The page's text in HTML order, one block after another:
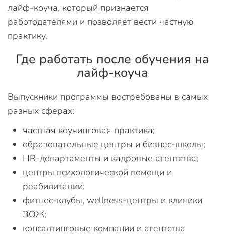
лайф-коуча, который признается
работодателями и позволяет вести частную
практику.
Где работать после обучения на
лайф-коуча
Выпускники программы востребованы в самых
разных сферах:
частная коучинговая практика;
образовательные центры и бизнес-школы;
HR-департаменты и кадровые агентства;
центры психологической помощи и
реабилитации;
фитнес-клубы, wellness-центры и клиники
ЗОЖ;
консалтинговые компании и агентства